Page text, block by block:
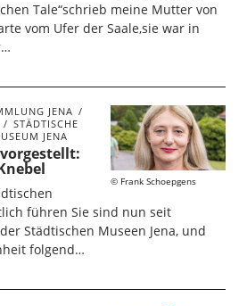
Tale“schrieb meine Mutter von
vom Ufer der Saale,sie war in
Frank Schoepgens
JENA
STÄDTISCHE
JENA
führen Sie sind nun seit
Städtischen Museen Jena, und
folgend…